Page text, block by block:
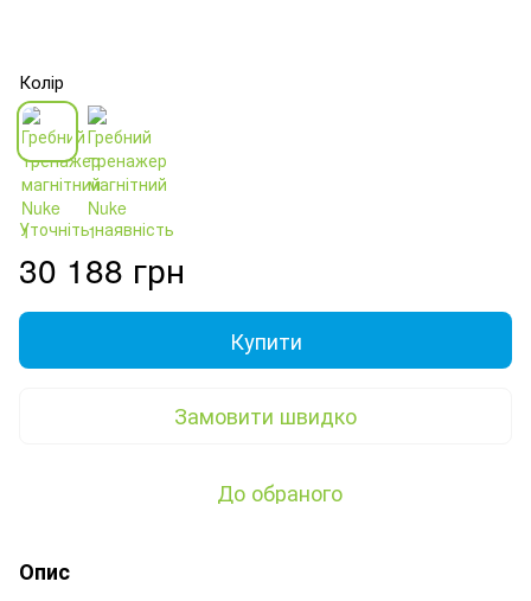
Колір
Уточніть наявність
30 188 грн
Купити
Замовити швидко
До обраного
Опис